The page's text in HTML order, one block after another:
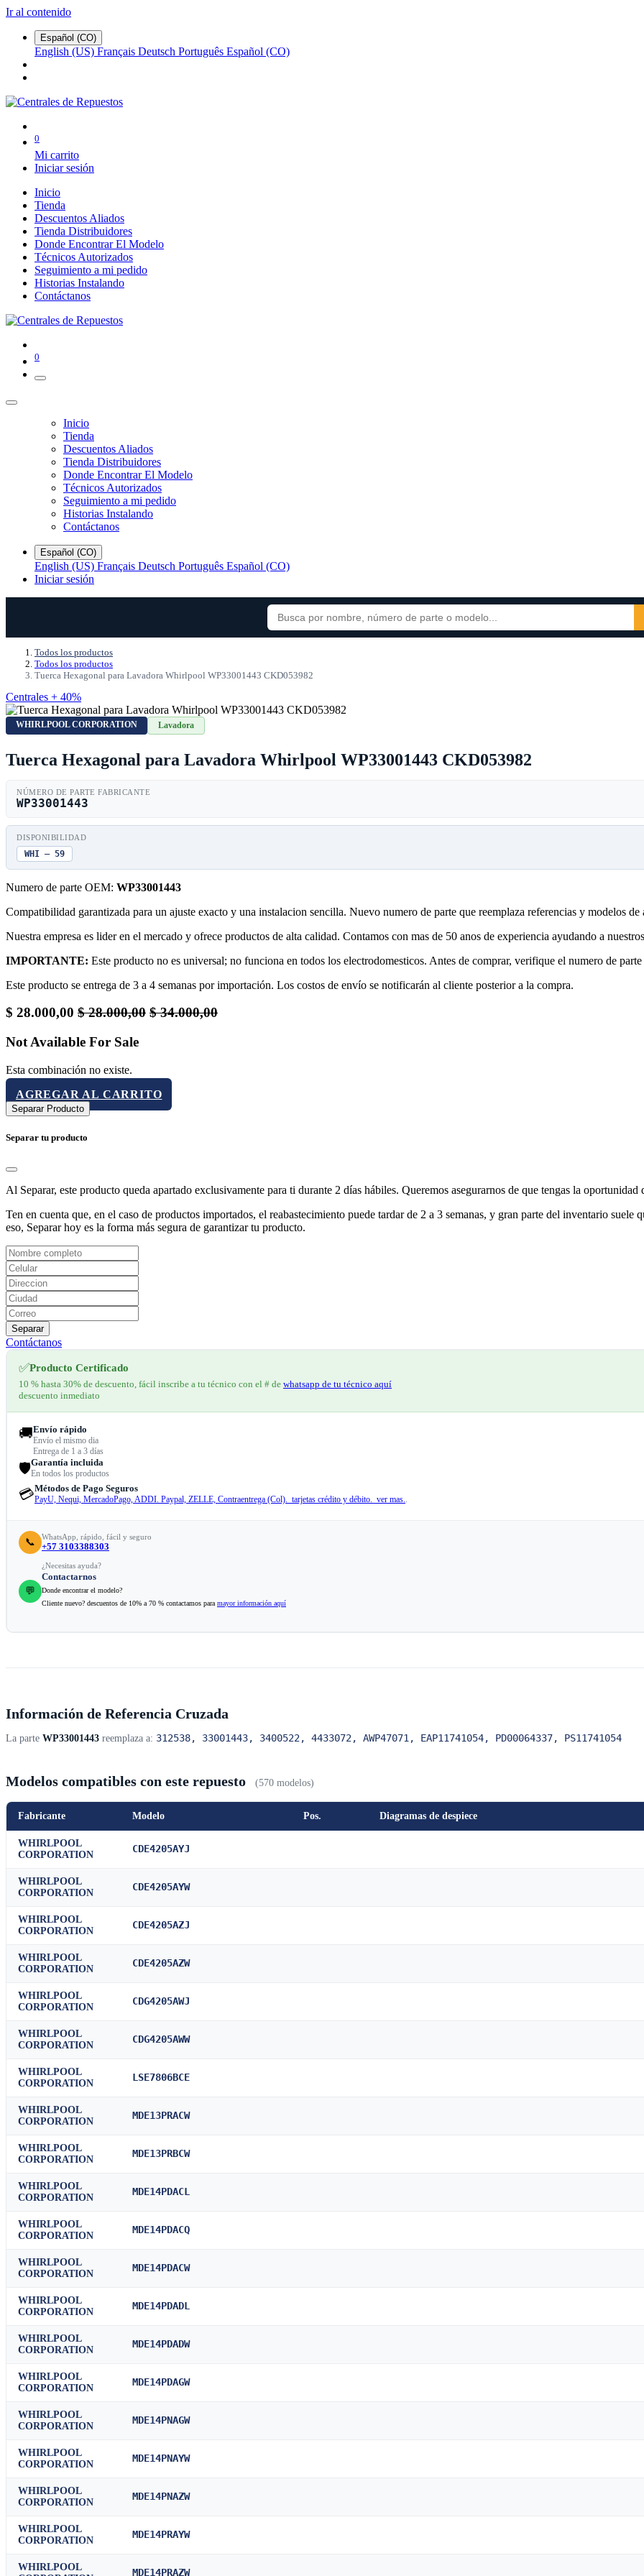
Ir al contenido
Español (CO)
English (US) Français Deutsch Português Español (CO)
0
Mi carrito
Iniciar sesión
Inicio
Tienda
Descuentos Aliados
Tienda Distribuidores
Donde Encontrar El Modelo
Técnicos Autorizados
Seguimiento a mi pedido
Historias Instalando
Contáctanos
0
Inicio
Tienda
Descuentos Aliados
Tienda Distribuidores
Donde Encontrar El Modelo
Técnicos Autorizados
Seguimiento a mi pedido
Historias Instalando
Contáctanos
Español (CO)
English (US) Français Deutsch Português Español (CO)
Iniciar sesión
Todos los productos
Todos los productos
Tuerca Hexagonal para Lavadora Whirlpool WP33001443 CKD053982
Centrales + 40%
WHIRLPOOL CORPORATION Lavadora
Tuerca Hexagonal para Lavadora Whirlpool WP33001443 CKD053982
NÚMERO DE PARTE FABRICANTE
WP33001443
DISPONIBILIDAD
WHI — 59
Numero de parte OEM: WP33001443
Compatibilidad garantizada para un ajuste exacto y una instalacion sencilla. Nuevo numero de parte que reemplaza referencias y modelos de
Nuestra empresa es lider en el mercado y ofrece productos de alta calidad. Contamos con mas de 50 anos de experiencia ayudando a
IMPORTANTE: Este producto no es universal; no funciona en todos los electrodomesticos. Antes de comprar, verifique el numero de
Este producto se entrega de 3 a 4 semanas por importación. Los costos de envío se notificarán al cliente posterior a la compra.
$ 28.000,00 $28.000,00 $34.000,00
Not Available For Sale
Esta combinación no existe.
AGREGAR AL CARRITO
Separar Producto
Separar tu producto
Al Separar, este producto queda apartado exclusivamente para ti durante 2 días hábiles. Queremos asegurarnos de que tengas la oportunidad
Ten en cuenta que, en el caso de productos importados, el reabastecimiento puede tardar de 2 a 3 semanas, y gran parte del inventario
eso, Separar hoy es la forma más segura de garantizar tu producto.
Separar
Contáctanos
✅Producto Certificado
10 % hasta 30% de descuento, fácil inscribe a tu técnico con el # de whatsapp de tu técnico aquí
descuento inmediato
🚚Envío rápido
Envío el mismo dia
Entrega de 1 a 3 días
🛡️Garantía incluida
En todos los productos
💳Métodos de Pago Seguros
PayU, Nequi, MercadoPago, ADDI. Paypal, ZELLE, Contraentrega (Col). tarjetas crédito y débito. ver mas..
📞 WhatsApp, rápido, fácil y seguro
+57 3103388303
💬
¿Necesitas ayuda?
Contactarnos
Donde encontrar el modelo?
Cliente nuevo? descuentos de 10% a 70 % contactamos para mayor información aquí
Información de Referencia Cruzada
La parte WP33001443 reemplaza a: 312538, 33001443, 3400522, 4433072, AWP47071, EAP11741054, PD00064337, PS11741054
Modelos compatibles con este repuesto (570 modelos)
Fabricante Modelo Pos. Diagramas de despiece
WHIRLPOOL
CORPORATION
CDE4205AYJ
WHIRLPOOL
CORPORATION
CDE4205AYW
WHIRLPOOL
CORPORATION
CDE4205AZJ
WHIRLPOOL
CORPORATION
CDE4205AZW
WHIRLPOOL
CORPORATION
CDG4205AWJ
WHIRLPOOL
CORPORATION
CDG4205AWW
WHIRLPOOL
CORPORATION
LSE7806BCE
WHIRLPOOL
CORPORATION
MDE13PRACW
WHIRLPOOL
CORPORATION
MDE13PRBCW
WHIRLPOOL
CORPORATION
MDE14PDACL
WHIRLPOOL
CORPORATION
MDE14PDACQ
WHIRLPOOL
CORPORATION
MDE14PDACW
WHIRLPOOL
CORPORATION
MDE14PDADL
WHIRLPOOL
CORPORATION
MDE14PDADW
WHIRLPOOL
CORPORATION
MDE14PDAGW
WHIRLPOOL
CORPORATION
MDE14PNAGW
WHIRLPOOL
CORPORATION
MDE14PNAYW
WHIRLPOOL
CORPORATION
MDE14PNAZW
WHIRLPOOL
CORPORATION
MDE14PRAYW
WHIRLPOOL
MDE14PRAZW